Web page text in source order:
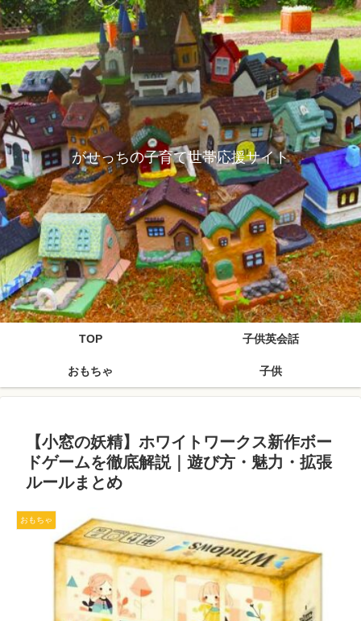
がせっちの子育て世帯応援サイト
TOP 子供英会話
おもちゃ 子供
【小窓の妖精】ホワイトワークス新作ボー
ドゲームを徹底解説｜遊び方・魅力・拡張
ルールまとめ
おもちゃ